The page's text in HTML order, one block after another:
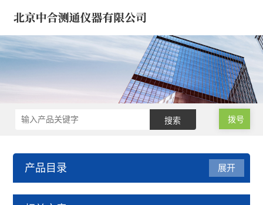
拨号
产品目录
气相色谱仪/气象色谱仪
展开